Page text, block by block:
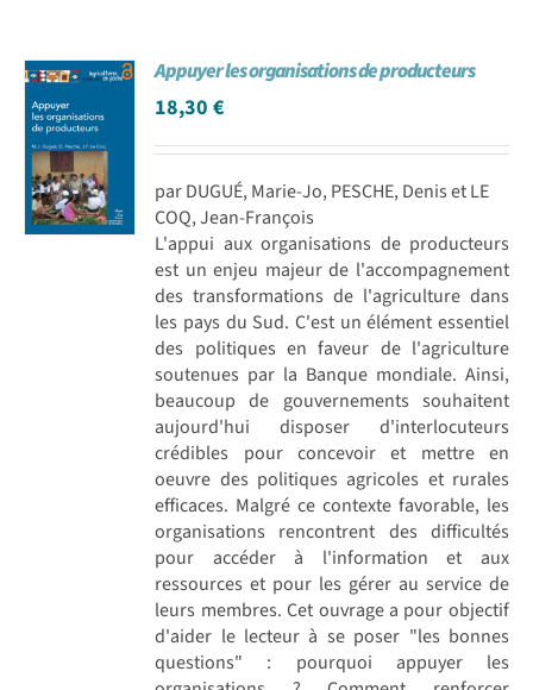
Appuyer les organisations de producteurs
18,30€
par DUGUÉ, Marie-Jo, PESCHE, Denis et LE
COQ, Jean-François
L'appui aux organisations de producteurs
est un enjeu majeur de l'accompagnement
des transformations de l'agriculture dans
les pays du Sud. C'est un élément essentiel
des politiques en faveur de l'agriculture
soutenues par la Banque mondiale. Ainsi,
beaucoup de gouvernements souhaitent
aujourd'hui disposer d'interlocuteurs
crédibles pour concevoir et mettre en
oeuvre des politiques agricoles et rurales
efficaces. Malgré ce contexte favorable, les
organisations rencontrent des difficultés
pour accéder à l'information et aux
ressources et pour les gérer au service de
leurs membres. Cet ouvrage a pour objectif
d'aider le lecteur à se poser "les bonnes
questions" : pourquoi appuyer les